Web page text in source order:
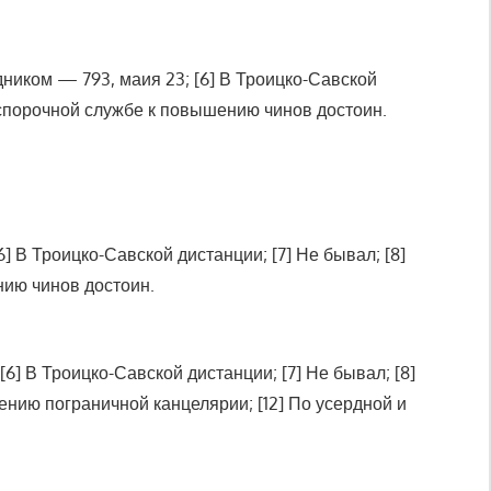
— 793, маия 23; [6] В Троицко-Савской
службе к повышению чинов достоин.
В Троицко-Савской дистанции; [7] Не бывал; [8]
чинов достоин.
В Троицко-Савской дистанции; [7] Не бывал; [8]
пограничной канцелярии; [12] По усердной и